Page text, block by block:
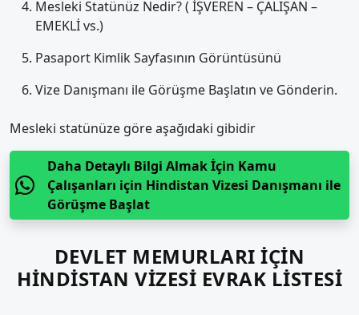
Mesleki Statünüz Nedir? ( İŞVEREN – ÇALIŞAN –
EMEKLİ vs.)
Pasaport Kimlik Sayfasının Görüntüsünü
Vize Danışmanı ile Görüşme Başlatın ve Gönderin.
Mesleki statünüze göre aşağıdaki gibidir
Daha Detaylı Bilgi Almak İçin Kamu
Çalışanları için Hindistan Vizesi Danışmanı ile
Görüşme Başlat
DEVLET MEMURLARI İÇİN
HİNDİSTAN VİZESİ EVRAK LİSTESİ